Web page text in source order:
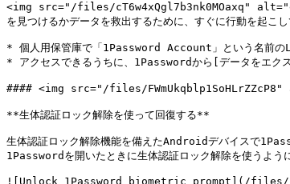
<img src="/files/cT6w4xQgl7b3nk0MOaxq"
を見つけるかデータを救出するために、すぐに行動を起こし
* 個人用保管庫で「1Password Account」という名前の
* アクセスできるうちに、1Passwordから[データをエ
#### <img src="/files/
**生体認証ロック解除を使って回復する**
生体認証ロック解除機能を備えたAndroidデバイスで
1Passwordを開いたときに生体認証ロック解除を使うよう
![Unlock 1Password biometric prompt](/files/